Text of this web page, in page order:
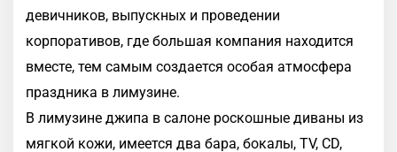
девичников, выпускных и проведении
корпоративов, где большая компания находится
вместе, тем самым создается особая атмосфера
праздника в лимузине.
В лимузине джипа в салоне роскошные диваны из
мягкой кожи, имеется два бара, бокалы, TV, CD,